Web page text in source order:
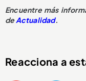
Encuentre más
deActualidad.
Reacciona a